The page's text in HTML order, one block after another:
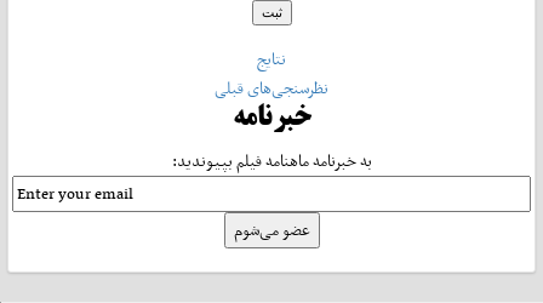
نتایج
نظرسنجی‌های قبلی
خبرنامه
به خبرنامه ماهنامه فیلم بپیوندید: